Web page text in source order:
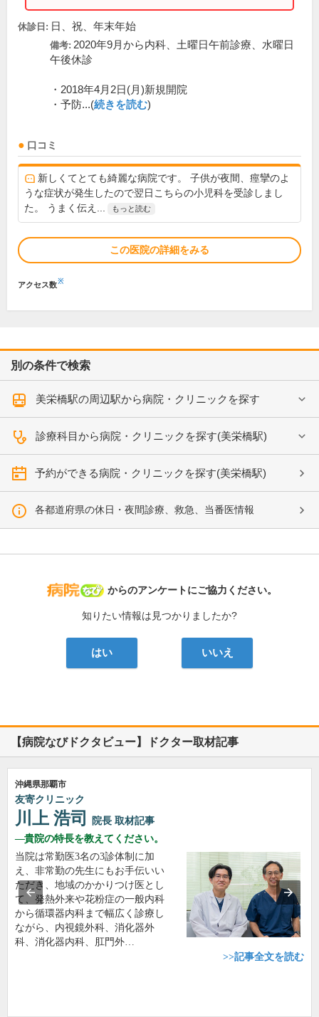
休診日: 日、祝、年末年始
備考: 2020年9月から内科、土曜日午前診療、水曜日
午後休診
・2018年4月2日(月)新規開院
・予防...(続きを読む)
口コミ
新しくてとても綺麗な病院です。 子供が夜間、痙攣のよ
うな症状が発生したので翌日こちらの小児科を受診しまし
た。 うまく伝え...
もっと読む
この医院の詳細をみる
アクセス数※
別の条件で検索
美栄橋駅の周辺駅から病院・クリニックを探す
診療科目から病院・クリニックを探す(美栄橋駅)
予約ができる病院・クリニックを探す(美栄橋駅)
各都道府県の休日・夜間診療、救急、当番医情報
病院なび
からのアンケートにご協力ください。
知りたい情報は見つかりましたか?
はい いいえ
【病院なびドクタビュー】ドクター取材記事
沖縄県那覇市
友寄クリニック
川上 浩司 院長 取材記事
貴院の特長を教えてください。
当院は常勤医3名の3診体制に加
え、非常勤の先生にもお手伝いい
ただき、地域のかかりつけ医とし
て、発熱外来や花粉症の一般内科
から循環器内科まで幅広く診療し
ながら、内視鏡外科、消化器外
科、消化器内科、肛門外…
>>記事全文を読む